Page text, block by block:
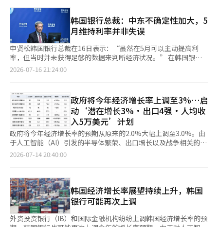
的人工智能（AI）投资周期的持续等因素将使半导体出口的繁荣在
下半年继续。”他补充道：“特别是如果上半年半导体出口单价的
上涨推动了半导体出口，下半年半导体出口的数量将相对增加，从
而继续推动增长。” 韩国银行也表示，年增长3%的可能性大幅提
高。前一天，韩国银行的一位官员表示：“即使第三季度和第四季
度的平均增长率仅为-0.1%，也能实现年增长3%的目标。”副总
理兼财政经济部长具允哲当天也表示：“今年实现年增长3%和人
均国民收入（GNI）达到4万美元的可能性非常高。” 市场关注
3.3%，但实际上半年增长率预计已达到同比约3.8%的水平。
Kiwoom证券研究员金裕美表示：“考虑到上半年增长率比最初预
测高出0.5个百分点以上，预计8月发布的韩国银行经济展望中，增
长率将较大幅度上调。”她预测：“年增长率也将接近政府的预测
值，约为3.0%。”※ 本报道经人工智能（AI）系统翻译与编辑。
入条件的改善预计将支撑下半年的内需恢复。” 然而，财政部指
出，中东地区的地缘政治紧张局势和美国的关税政策被视为下半年
经济的主要下行风险。 财政部强调：“政府将密切关注外部风
险，确保下半年经济增长战略的主要政策任务顺利推进，以保持增
长势头。同时，将维持中东应急响应机制，全力支持物价稳定、应
对汇率和利率上升对弱势群体的影响，以及扩大青年就业等民生稳
定工作。”※ 本报道经人工智能（AI）系统翻译与编辑。
明博政府提出的‘747’。当时政府承诺年均7%增长、每人国民
收入4万美元、进入世界七大经济强国。虽然这是一个易于记忆并
能激发国家自信的口号，但结果与目标相去甚远。李明博政府五年
间年均增长率仅约2.9%，未能实现7%的增长。 当然，首年爆发的
全球金融危机是决定性的恶劣因素。美国引发的金融危机使全球经
济陷入停滞，韩国也难以保持高增长。然而，仅将747的失败归咎
于金融危机，无法吸取教训。经济规模已经扩大，生产可用人口增
长放缓的情况下，假设像过去开发年代那样实现7%的增长本身就
任期内提高增长率，依赖汇率、财政、建筑投资和房地产市场等短
期刺激手段的诱因会增加。结构改革面临利益相关者的强烈反对，
成效显现缓慢，但如果放松财政和开展基础设施项目，短期内可以
提高增长率。当目标成为政策的指南针而非政权的成绩单时，长期
经济体质改善就会被推迟。 747中各个数字之间的关系也不明确。
虽然提出7%增长自然会带来4万美元的国民收入和进入世界七大强
国，但国民收入不仅受增长率影响，还受到汇率、物价和人口变化
的影响。‘世界七大经济强国’的评估标准也模糊不清。易于记忆
密。特别是潜在增长率3%与通过放松财政在一两年内将实际增长
率拉升至3%是不同的。必须补充因低出生率和老龄化而减少的劳
动力，增加企业投资，提高技术创新和生产力。这不是可以通过回
避劳动、教育、养老金和监管改革等困难且不受欢迎的任务来实现
的目标。 出口前四也不能仅依赖半导体的繁荣。必须多元化特定
品类和市场的出口结构，提高服务、内容以及中小企业的出口竞争
韩国银行总裁：中东不确定性加大，5
月维持利率并非失误
申贤松韩国银行总裁在16日表示：“虽然在5月可以主动提高利
率，但当时并未获得足够的数据来判断经济状况。” 在韩国银行
金融货币委员会将基准利率从年2.50%上调至2.75%后的记者见面
不确定的。”并表示：“基于多种原因，我认为可以再观察一下，
现在仍然如此。” 他进一步表示：“自5月以来获得的多项数据表
明，我们的经济状况远比当时更为稳健，增长势头也更强。”并指
出：“当时提出的今年经济增长率预期2.6%现在看来过于保
守。” 他暗示下个月的经济展望修正中，经济增长率预期可能会
大幅上调。他表示：“在8月的修正经济展望中，将有机会再次说
明经济增长率将大幅上调的内容。”※ 本报道经人工智能（AI）系
统翻译与编辑。
2026-07-16 21:24:00
政府将今年经济增长率上调至3%…启
动‘潜在增长3%·出口4强·人均收
入5万美元’计划
政府将今年经济增长率的预期从原来的2.0%大幅上调至3.0%。由
于人工智能（AI）引发的半导体繁荣、出口增长以及战争相关的追
加预算等政策效果缓解了中东战争的冲击，政府判断今年有望实现
的目标是“实现不可替代的韩国经济大跃进”，提出了“345愿
景”，即潜在增长率3%、出口4强和人均国民收入5万美元。 财政
经济部第一副部长李亨日表示：“预计今年实际增长率将达到5年
来的3%”，并指出“名义增长率将达到30年来的最高水平
12.3%，增长与财政的良性循环正在显现。” 如果政府的预期成
2026-07-14 20:40:00
韩国经济增长率展望持续上升，韩国
银行可能再次上调
外资投资银行（IB）和国际金融机构纷纷上调韩国经济增长率的预